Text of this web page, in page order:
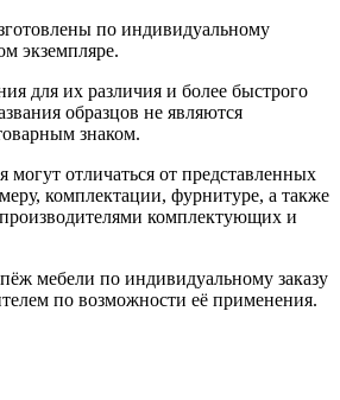
по индивидуальному
экземпляре.
для их различия и более быстрого
образцов не являются
знаком.
могут отличаться от представленных
комплектации, фурнитуре, а также
комплектующих и
мебели по индивидуальному заказу
по возможности её применения.